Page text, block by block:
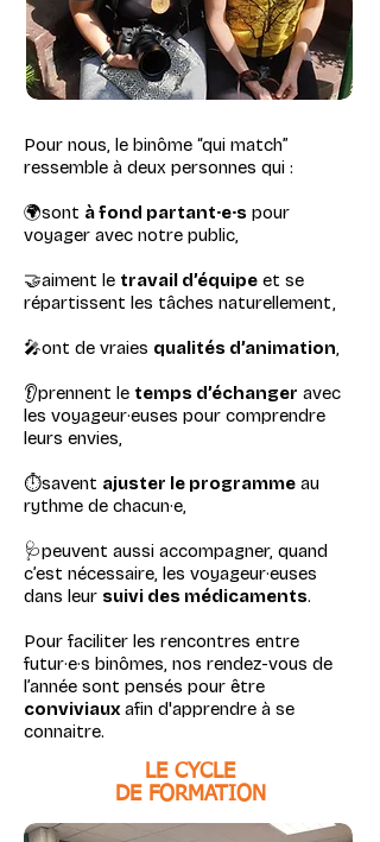
Pour nous, le binôme “qui match”
ressemble à deux personnes qui :
🌍sont à fond partant·e·s pour
voyager avec notre public,
🤝aiment le travail d’équipe et se
répartissent les tâches naturellement,
🎤ont de vraies qualités d’animation,
👂prennent le temps d’échanger avec
les voyageur·euses pour comprendre
leurs envies,
⏱️savent ajuster le programme au
rythme de chacun·e,
🩺peuvent aussi accompagner, quand
c’est nécessaire, les voyageur·euses
dans leur suivi des médicaments.
Pour faciliter les rencontres entre
futur·e·s binômes, nos rendez-vous de
l’année sont pensés pour être
conviviaux afin d'apprendre à se
connaitre.
LE CYCLE
DE FORMATION